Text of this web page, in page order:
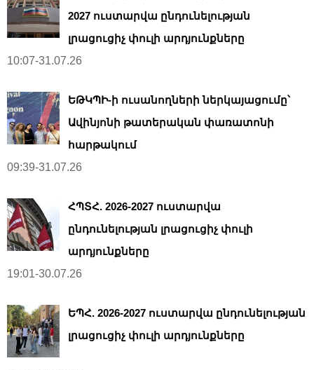
2027 ուստարվա ընդունելության
լրացուցիչ փուլի արդյունքները
10:07-31.07.26
ԵԹԿՊԻ-ի ուսանողների ներկայացումը՝
Ավինյոնի թատերական փառատոնի
հարթակում
09:39-31.07.26
ՀՊՏՀ. 2026-2027 ուստարվա
ընդունելության լրացուցիչ փուլի
արդյունքները
19:01-30.07.26
ԵՊՀ. 2026-2027 ուստարվա ընդունելության
լրացուցիչ փուլի արդյունքները